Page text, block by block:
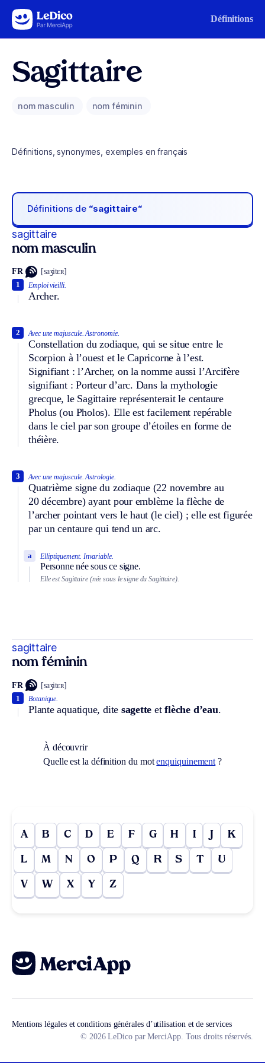
Aller au contenu Définitions
Sagittaire
nom masculin nom féminin
Définitions, synonymes, exemples en français
Définitions de “sagittaire“
sagittaire
nom masculin
FR [saʒitɛʀ]
Emploi vieilli.
Archer.
1
Avec une majuscule. Astronomie.
Constellation du zodiaque, qui se situe entre le
Scorpion à l’ouest et le Capricorne à l’est.
Signifiant : l’Archer, on la nomme aussi l’Arcifère
signifiant : Porteur d’arc. Dans la mythologie
grecque, le Sagittaire représenterait le centaure
Pholus (ou Pholos). Elle est facilement repérable
dans le ciel par son groupe d’étoiles en forme de
théière.
2
Avec une majuscule. Astrologie.
Quatrième signe du zodiaque (22 novembre au
20 décembre) ayant pour emblème la flèche de
l’archer pointant vers le haut (le ciel) ; elle est figurée
par un centaure qui tend un arc.
3
Elliptiquement. Invariable.
Personne née sous ce signe.
a
Elle est Sagittaire (née sous le signe du Sagittaire).
sagittaire
nom féminin
FR [saʒitɛʀ]
Botanique.
Plante aquatique, dite sagette etflèche d’eau.
1
À découvrir
Quelle est la définition du motenquiquinement ?
A B C D E F G H I J K
L M N O P Q R S T U
V W X Y Z
Mentions légales et conditions générales d’utilisation et de services
© 2026 LeDico par MerciApp. Tous droits réservés.